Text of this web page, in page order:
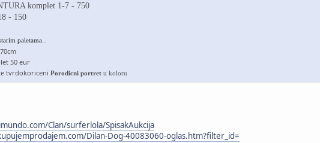
komplet 1-7 - 750
- 150
paletama[/colo
50 eur
tvrdokoriceni Porodicni portret u koloru
Clan/surferlola/SpisakAukcija
Dilan-Dog-40083060-oglas.htm?filter_id=